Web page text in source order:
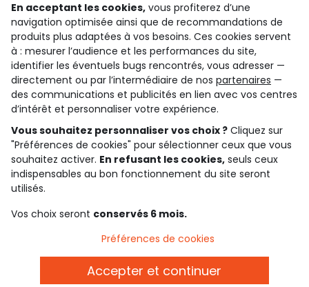
qui sommes-nous ?
besoin d'aide ?
le club fidélité
notre catalogue
Conditions générales de ventes et d'utilisation
Conditions d’utilisation des réseaux sociaux
Politique de confidentialité
Cookies et données personnelles
Paramètres des cookies
En acceptant les cookies, vous profiterez d’une
navigation optimisée ainsi que de recommandations de
produits plus adaptées à vos besoins. Ces cookies servent
à : mesurer l’audience et les performances du site,
identifier les éventuels bugs rencontrés, vous adresser —
directement ou par l’intermédiaire de nos partenaires —
des communications et publicités en lien avec vos centres
d’intérêt et personnaliser votre expérience.
Vous souhaitez personnaliser vos choix ? Cliquez sur
"Préférences de cookies" pour sélectionner ceux que vous
souhaitez activer. En refusant les cookies, seuls ceux
indispensables au bon fonctionnement du site seront
utilisés.
Vos choix seront conservés 6 mois.
Préférences de cookies
Accepter et continuer